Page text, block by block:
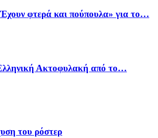
φτερά και πούπουλα» για το…
Ακτοφυλακή από το…
του ρόστερ